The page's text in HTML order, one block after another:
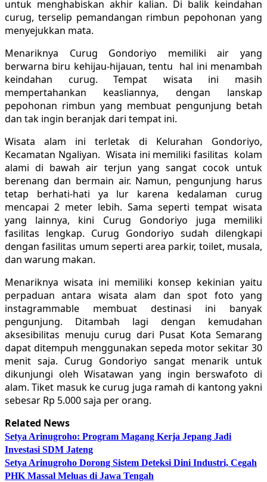
untuk menghabiskan akhir kalian. Di balik keindahan
curug, terselip pemandangan rimbun pepohonan yang
menyejukkan mata.
Menariknya Curug Gondoriyo memiliki air yang
berwarna biru kehijau-hijauan, tentu hal ini menambah
keindahan curug. Tempat wisata ini masih
mempertahankan keasliannya, dengan lanskap
pepohonan rimbun yang membuat pengunjung betah
dan tak ingin beranjak dari tempat ini.
Wisata alam ini terletak di Kelurahan Gondoriyo,
Kecamatan Ngaliyan. Wisata ini memiliki fasilitas kolam
alami di bawah air terjun yang sangat cocok untuk
berenang dan bermain air. Namun, pengunjung harus
tetap berhati-hati ya lur karena kedalaman curug
mencapai 2 meter lebih. Sama seperti tempat wisata
yang lainnya, kini Curug Gondoriyo juga memiliki
fasilitas lengkap. Curug Gondoriyo sudah dilengkapi
dengan fasilitas umum seperti area parkir, toilet, musala,
dan warung makan.
Menariknya wisata ini memiliki konsep kekinian yaitu
perpaduan antara wisata alam dan spot foto yang
instagrammable membuat destinasi ini banyak
pengunjung. Ditambah lagi dengan kemudahan
aksesibilitas menuju curug dari Pusat Kota Semarang
dapat ditempuh menggunakan sepeda motor sekitar 30
menit saja. Curug Gondoriyo sangat menarik untuk
dikunjungi oleh Wisatawan yang ingin berswafoto di
alam. Tiket masuk ke curug juga ramah di kantong yakni
sebesar Rp 5.000 saja per orang.
Related News
Setya Arinugroho: Program Magang Kerja Jepang Jadi
Investasi SDM Jateng
Setya Arinugroho Dorong Sistem Deteksi Dini Industri, Cegah
PHK Massal Meluas di Jawa Tengah